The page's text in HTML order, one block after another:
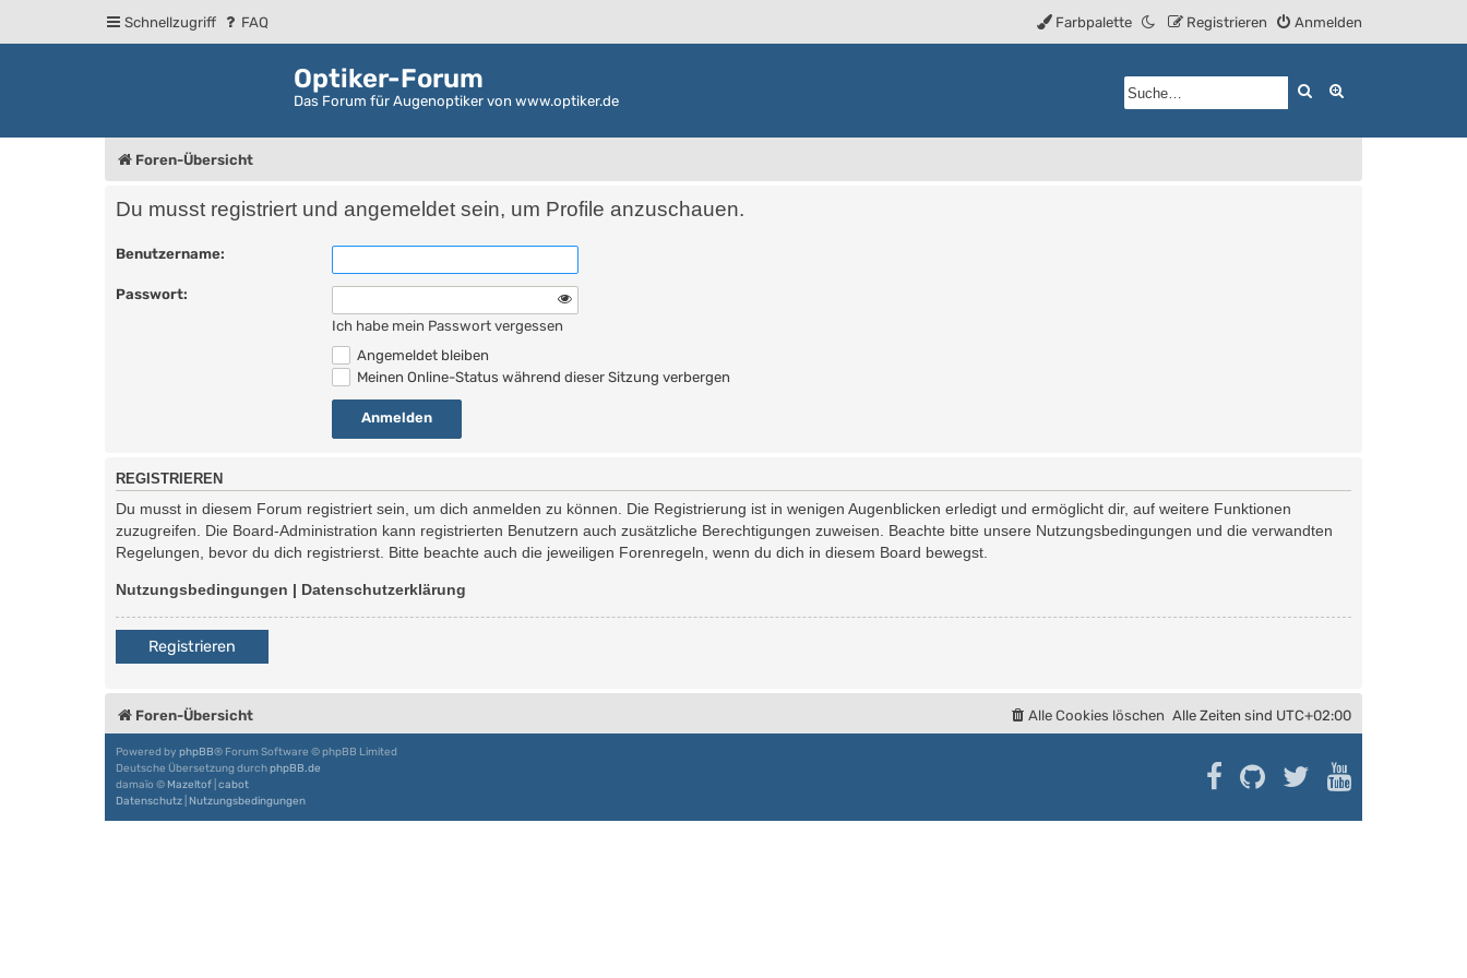
Schnellzugriff FAQ Anmelden
Registrieren
Farbpalette
Optiker-Forum
Das Forum für Augenoptiker von www.optiker.de
Suche
Foren-Übersicht
Du musst registriert und angemeldet sein, um Profile anzuschauen.
Benutzername:
Passwort:
Ich habe mein Passwort vergessen
Angemeldet bleiben
Meinen Online-Status während dieser Sitzung verbergen
REGISTRIEREN
Du musst in diesem Forum registriert sein, um dich anmelden zu können. Die Registrierung ist in wenigen Augenblicken erledigt und ermöglicht dir, auf weitere Funktionen
zuzugreifen. Die Board-Administration kann registrierten Benutzern auch zusätzliche Berechtigungen zuweisen. Beachte bitte unsere Nutzungsbedingungen und die verwandten
Regelungen, bevor du dich registrierst. Bitte beachte auch die jeweiligen Forenregeln, wenn du dich in diesem Board bewegst.
Nutzungsbedingungen | Datenschutzerklärung
Registrieren
Foren-Übersicht Alle Zeiten sind UTC+02:00
Alle Cookies löschen
Powered by phpBB® Forum Software © phpBB Limited
Deutsche Übersetzung durchphpBB.de
damaïo © Mazeltof cabot
Datenschutz Nutzungsbedingungen